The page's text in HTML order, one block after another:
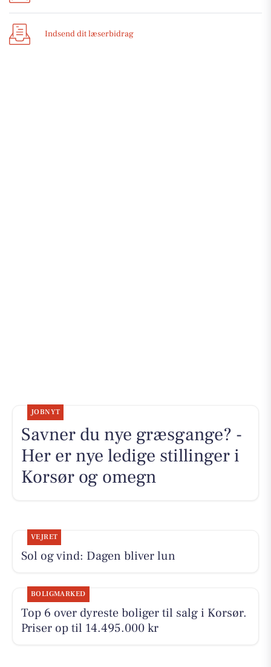
Indsend dit læserbidrag
JOBNYT
Savner du nye græsgange? -
Her er nye ledige stillinger i
Korsør og omegn
VEJRET
Sol og vind: Dagen bliver lun
BOLIGMARKED
Top 6 over dyreste boliger til salg i Korsør.
Priser op til 14.495.000 kr